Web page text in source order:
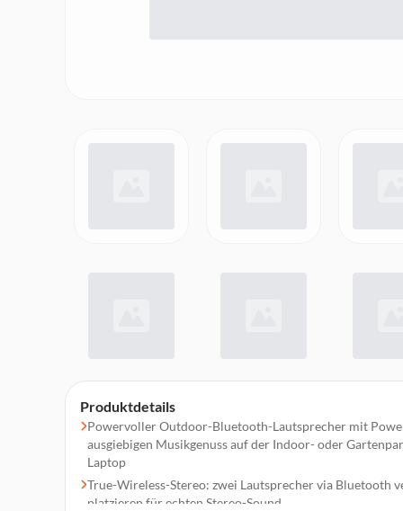
Produktdetails
Powervoller Outdoor-Bluetooth-Lautsprecher mit
ausgiebigen Musikgenuss auf der Indoor- oder
Laptop
True-Wireless-Stereo: zwei Lautsprecher via Bluetooth
platzieren für echten Stereo-Sound